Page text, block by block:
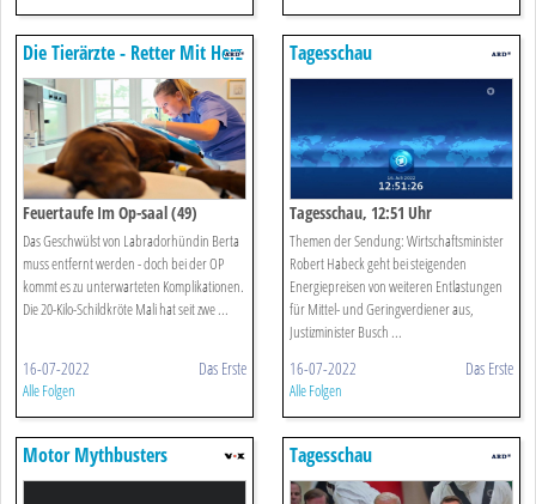
Die Tierärzte - Retter Mit Herz
Feuertaufe Im Op-saal (49)
Das Geschwülst von Labradorhündin Berta
muss entfernt werden - doch bei der OP
kommt es zu unterwarteten Komplikationen.
Die 20-Kilo-Schildkröte Mali hat seit zwe ...
16-07-2022 Das Erste
Alle Folgen
Tagesschau
Tagesschau, 12:51 Uhr
Themen der Sendung: Wirtschaftsminister
Robert Habeck geht bei steigenden
Energiepreisen von weiteren Entlastungen
für Mittel- und Geringverdiener aus,
Justizminister Busch ...
16-07-2022 Das Erste
Alle Folgen
Motor Mythbusters Tagesschau